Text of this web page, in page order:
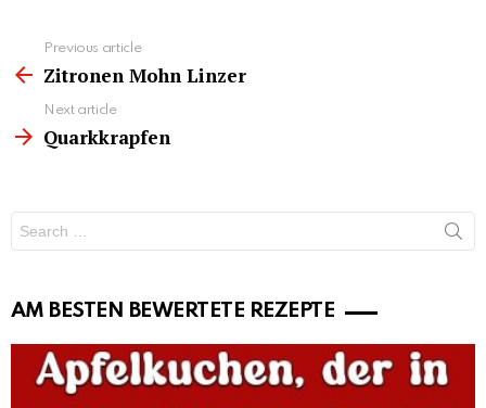
more
Previous article
Zitronen Mohn Linzer
Next article
Quarkkrapfen
for:
AM BESTEN BEWERTETE REZEPTE